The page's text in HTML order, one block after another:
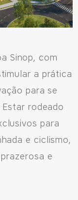
Sinop, com
a prática
para se
rodeado
para
e ciclismo,
e